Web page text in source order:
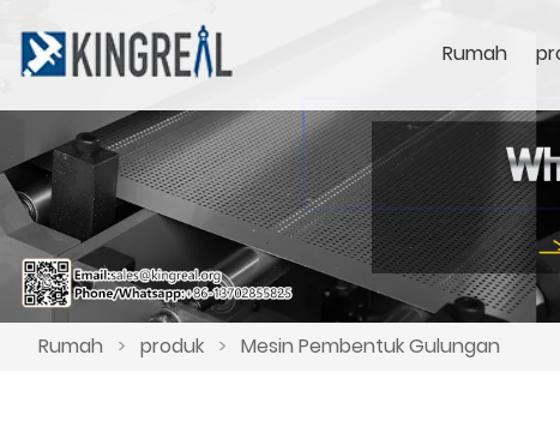
Rumah
Rumah > produk > Mesin Pembentuk Gulungan